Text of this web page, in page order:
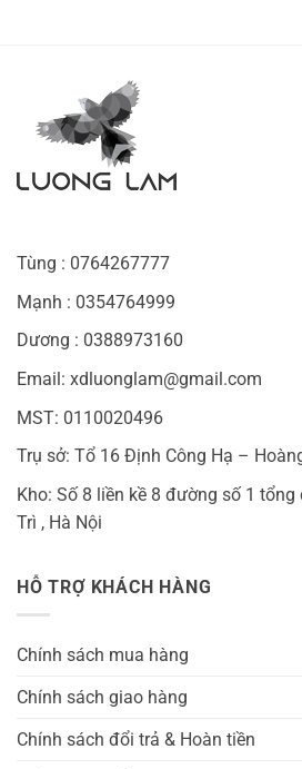
Tùng : 0764267777
Mạnh : 0354764999
Dương : 0388973160
Email: xdluonglam@gmail.com
MST: 0110020496
Trụ sở: Tổ 16 Định Công Hạ –
Kho: Số 8 liền kề 8 đường số 1 tổng
Trì , Hà Nội
HỖ TRỢ KHÁCH HÀNG
Chính sách mua hàng
Chính sách giao hàng
Chính sách đổi trả & Hoàn tiền